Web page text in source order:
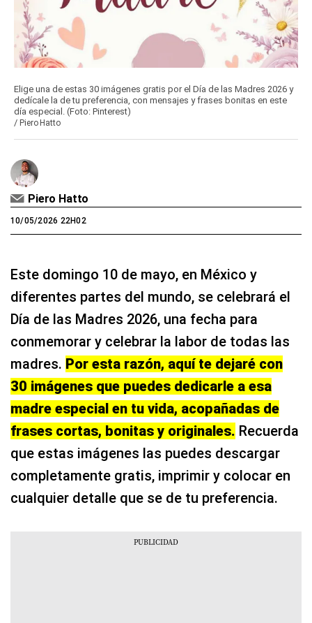
Elige una de estas 30 imágenes gratis por el Día de las Madres 2026 y
dedícale la de tu preferencia, con mensajes y frases bonitas en este
día especial. (Foto: Pinterest)
/ Piero Hatto
Piero Hatto
10/05/2026 22H02
Este domingo 10 de mayo, en México y
diferentes partes del mundo, se celebrará el
Día de las Madres 2026, una fecha para
conmemorar y celebrar la labor de todas las
madres. Por esta razón, aquí te dejaré con
30 imágenes que puedes dedicarle a esa
madre especial en tu vida, acopañadas de
frases cortas, bonitas y originales. Recuerda
que estas imágenes las puedes descargar
completamente gratis, imprimir y colocar en
cualquier detalle que se de tu preferencia.